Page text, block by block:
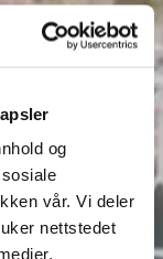
og
vår. Vi deler
nettstedet